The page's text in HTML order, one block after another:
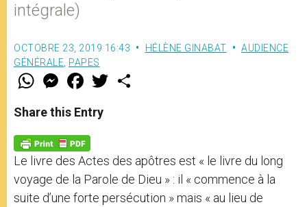
intégrale)
OCTOBRE 23, 2019 16:43 HÉLÈNE GINABAT
AUDIENCE
GÉNÉRALE PAPES
W
t
s
p
p
M
e
s
e
g
e
r
F
a
e
b
o
k
w
Share this Entry
Le livre des Actes des apôtres est « le livre du long
voyage de la Parole de Dieu » : il « commence à la
suite d’une forte persécution » mais « au lieu de